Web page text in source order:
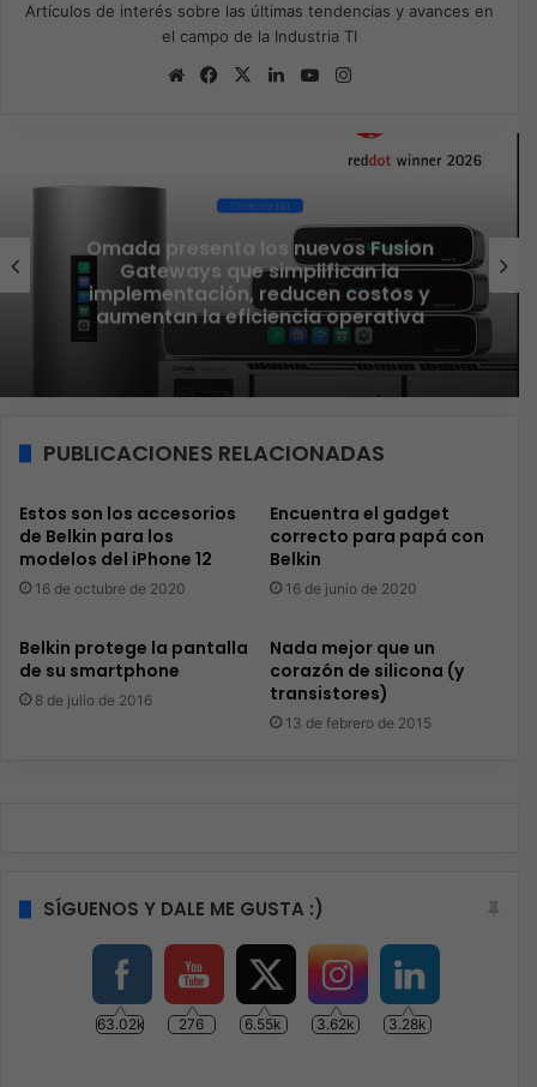
Artículos de interés sobre las últimas tendencias y avances en
el campo de la Industria TI
Sitio
Facebook
X LinkedInYouTube
Conectividad
Omada presenta los nuevos Fusion
Gateways que simplifican la
implementación, reducen costos y
aumentan la eficiencia operativa
PUBLICACIONES RELACIONADAS
Estos son los accesorios
de Belkin para los
modelos del iPhone 12
16 de octubre de 2020
Encuentra el gadget
correcto para papá con
Belkin
16 de junio de 2020
Belkin protege la pantalla
de su smartphone
8 de julio de 2016
Nada mejor que un
corazón de silicona (y
transistores)
13 de febrero de 2015
SÍGUENOS Y DALE ME GUSTA :)
63.02k 276 6.55k 3.62k 3.28k